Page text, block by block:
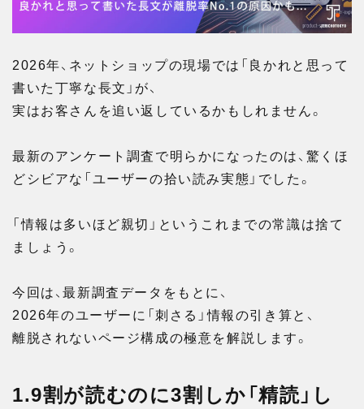
2026年、ネットショップの現場では「良かれと思って
書いた丁寧な長文」が、
実はお客さんを追い返しているかもしれません。
最新のアンケート調査で明らかになったのは、驚くほ
どシビアな「ユーザーの拾い読み実態」でした。
「情報は多いほど親切」というこれまでの常識は捨て
ましょう。
今回は、最新調査データをもとに、
2026年のユーザーに「刺さる」情報の引き算と、
離脱されないページ構成の極意を解説します。
1.9割が読むのに3割しか「精読」し